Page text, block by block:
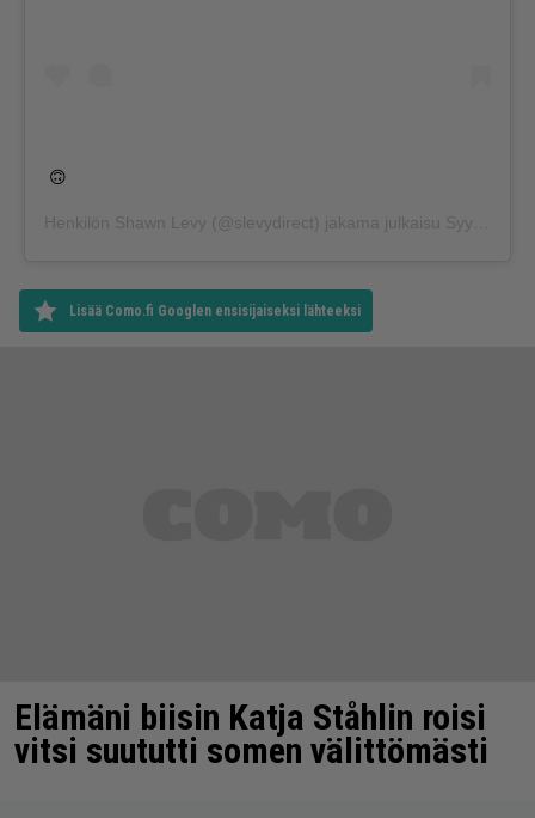
🙃
Henkilön Shawn Levy (@slevydirect) jakama julkaisu Syys 30, 2019 kello 9.06 PDT
Lisää Como.fi Googlen ensisijaiseksi lähteeksi
Elämäni biisin Katja Ståhlin roisi
vitsi suututti somen välittömästi